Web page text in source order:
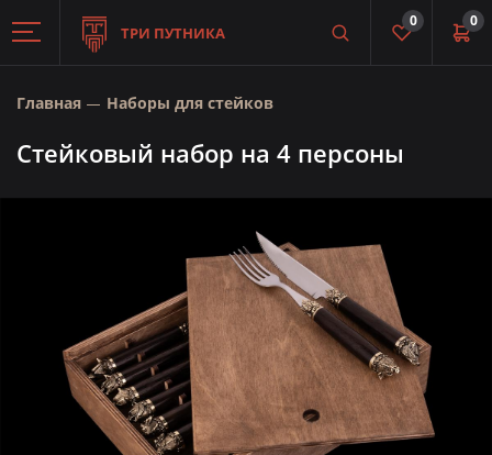
ТРИ ПУТНИКА
0
0
Главная Наборы для стейков
Стейковый набор на 4 персоны